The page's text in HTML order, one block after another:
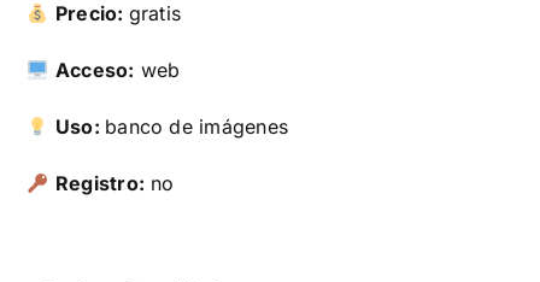
Precio: gratis
Acceso: web
Uso: banco de imágenes
Registro: no